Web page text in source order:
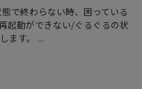
で終わらない時、困っている
起動ができない/ぐるぐるの状
ます。 ...